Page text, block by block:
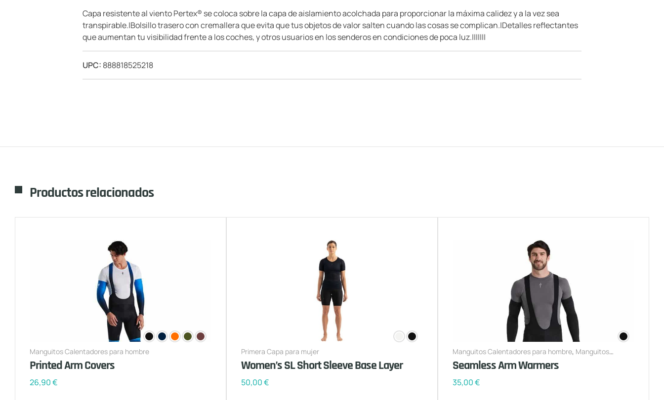
Capa resistente al viento Pertex® se coloca sobre la capa de aislamiento acolchada para proporcionar la máxima calidez y a la vez sea
transpirable.|Bolsillo trasero con cremallera que evita que tus objetos de valor salten cuando las cosas se complican.|Detalles reflectantes
que aumentan tu visibilidad frente a los coches, y otros usuarios en los senderos en condiciones de poca luz.|||||||
UPC: 888818525218
Productos relacionados
Manguitos Calentadores para hombre
Printed Arm Covers
26,90€
Primera Capa para mujer
Women’s SL Short Sleeve Base Layer
50,00€
Manguitos Calentadores para hombre, Manguitos
Calentadores para mujer
Seamless Arm Warmers
35,00€